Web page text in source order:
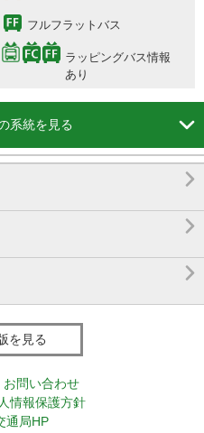
フルフラットバス
ラッピングバス情報
あり
系統を見る 



を見る
お問い合わせ
情報保護方針
通局HP